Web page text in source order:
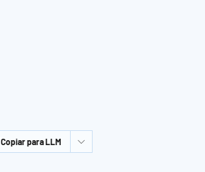
Copiar para LLM